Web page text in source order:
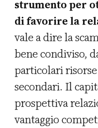
strumento per
di favorire la
vale a dire la
bene condiviso,
particolari
secondari. Il
prospettiva
vantaggio